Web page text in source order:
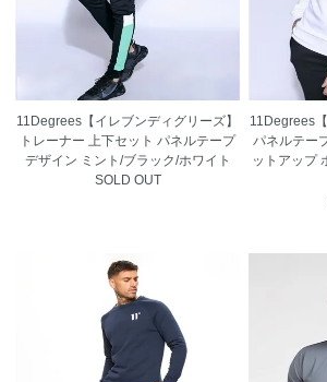
11Degrees【イレブンディグリーズ】
トレーナー 上下セット パネルテープ
デザイン ミント/ブラック/ホワイト
SOLD OUT
11Degrees
パネルテー
ットアップ